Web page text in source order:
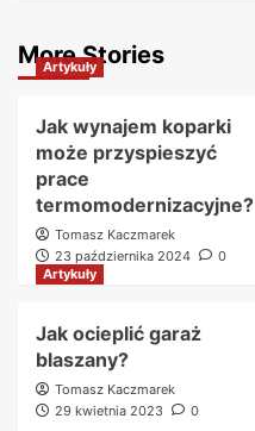
More Stories
Artykuły
Jak wynajem koparki
może przyspieszyć
prace
termomodernizacyjne?
Tomasz Kaczmarek
23 października 2024
0
Artykuły
Jak ocieplić garaż
blaszany?
Tomasz Kaczmarek
29 kwietnia 2023
0